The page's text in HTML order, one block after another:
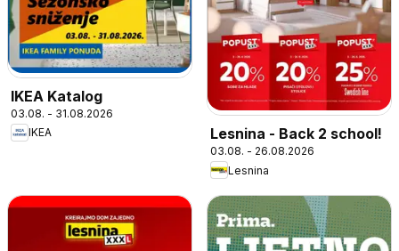
IKEA Katalog
03.08. - 31.08.2026
IKEA
Lesnina - Back 2 school!
03.08. - 26.08.2026
Lesnina